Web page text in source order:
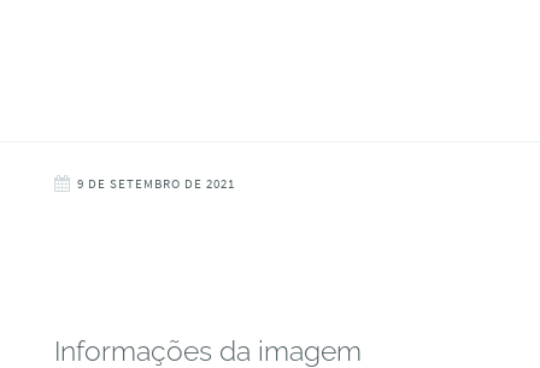
9 DE SETEMBRO DE 2021
Informações da imagem